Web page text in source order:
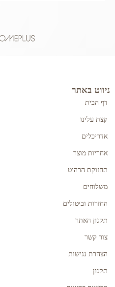
ניווט באתר
דף הבית
קצת עלינו
אדריכלים
אחריות מוצר
תחזוקת הרהיט
משלוחים
החזרות וביטולים
תקנון האתר
צור קשר
הצהרת נגישות
תקנון